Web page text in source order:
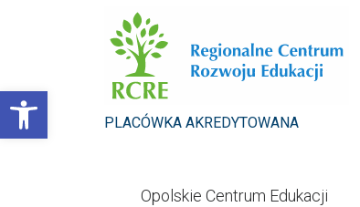
Otwórz pasek narzędzi
PLACÓWKA AKREDYTOWANA
Opolskie Centrum Edukacji